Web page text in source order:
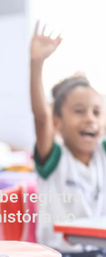
registra
do